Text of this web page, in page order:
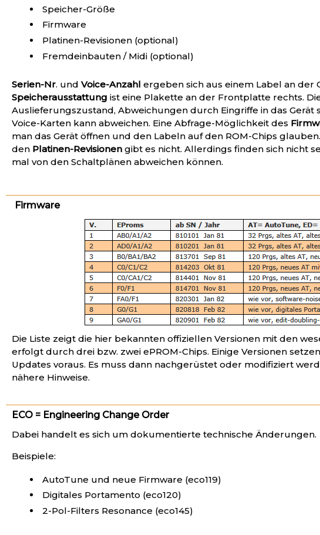
Speicher-Größe
Firmware
Platinen-Revisionen (optional)
Fremdeinbauten / Midi (optional)
Serien-Nr. und Voice-Anzahl ergeben sich aus einem Label an der
Speicherausstattung ist eine Plakette an der Frontplatte rechts.
Auslieferungszustand, Abweichungen durch Eingriffe in das
Voice-Karten kann abweichen. Eine Abfrage-Möglichkeit des
man das Gerät öffnen und den Labeln auf den ROM-Chips
den Platinen-Revisionen gibt es nicht. Allerdings finden sich nicht
mal von den Schaltplänen abweichen können.
Firmware
Die Liste zeigt die hier bekannten offiziellen Versionen mit den
erfolgt durch drei bzw. zwei ePROM-Chips. Einige Versionen
Updates voraus. Es muss dann nachgerüstet oder modifiziert
nähere Hinweise.
ECO = Engineering Change Order
Dabei handelt es sich um dokumentierte technische Änderungen.
Beispiele:
AutoTune und neue Firmware (eco119)
Digitales Portamento (eco120)
2-Pol-Filters Resonance (eco145)